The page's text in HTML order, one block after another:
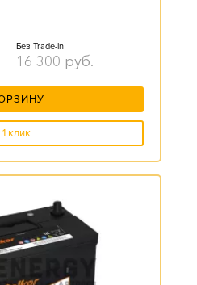
Без Trade-in
16 300 руб.
1 клик